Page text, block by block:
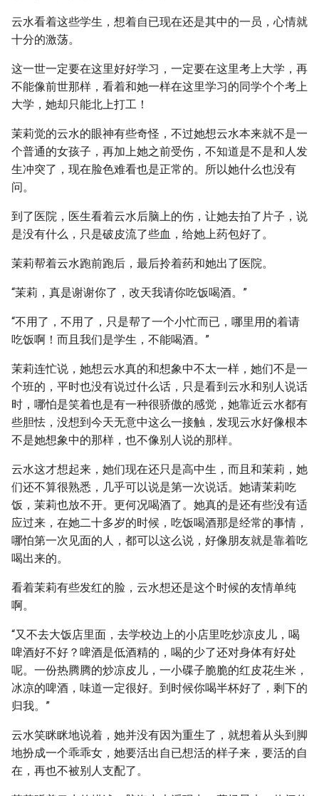
云水看着这些学生，想着自已现在还是其中的一员，心情就
十分的激荡。
这一世一定要在这里好好学习，一定要在这里考上大学，再
不能像前世那样，看着和她一样在这里学习的同学个个考上
大学，她却只能北上打工！
茉莉觉的云水的眼神有些奇怪，不过她想云水本来就不是一
个普通的女孩子，再加上她之前受伤，不知道是不是和人发
生冲突了，现在脸色难看也是正常的。所以她什么也没有
问。
到了医院，医生看着云水后脑上的伤，让她去拍了片子，说
是没有什么，只是破皮流了些血，给她上药包好了。
茉莉帮着云水跑前跑后，最后拎着药和她出了医院。
“茉莉，真是谢谢你了，改天我请你吃饭喝酒。”
“不用了，不用了，只是帮了一个小忙而已，哪里用的着请
吃饭啊！而且我们是学生，不能喝酒。”
茉莉连忙说，她想云水真的和想象中不太一样，她们不是一
个班的，平时也没有说过什么话，只是看到云水和别人说话
时，哪怕是笑着也是有一种很骄傲的感觉，她靠近云水都有
些胆怯，没想到今天无意中这么一接触，发现云水好像根本
不是她想象中的那样，也不像别人说的那样。
云水这才想起来，她们现在还只是高中生，而且和茉莉，她
们还不算很熟悉，几乎可以说是第一次说话。她请茉莉吃
饭，茉莉也放不开。更何况喝酒了。她真的是还有些没有适
应过来，在她二十多岁的时候，吃饭喝酒那是经常的事情，
哪怕第一次见面的人，都可以这么说，好像朋友就是靠着吃
喝出来的。
看着茉莉有些发红的脸，云水想还是这个时候的友情单纯
啊。
“又不去大饭店里面，去学校边上的小店里吃炒凉皮儿，喝
啤酒好不好？啤酒是低酒精的，喝的少了还对身体有好处
呢。一份热腾腾的炒凉皮儿，一小碟子脆脆的红皮花生米，
冰凉的啤酒，味道一定很好。到时候你喝半杯好了，剩下的
归我。”
云水笑眯眯地说着，她并没有因为重生了，就想着从头到脚
地扮成一个乖乖女，她要活出自已想活的样子来，要活的自
在，再也不被别人支配了。